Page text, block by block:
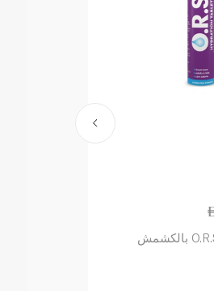
أقراص ترطيب O.R.S بالكشمش